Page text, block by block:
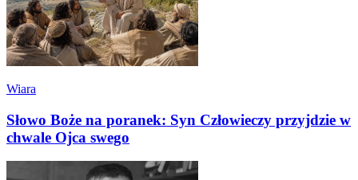
Wiara
Słowo Boże na poranek: Syn Człowieczy przyjdzie w
chwale Ojca swego